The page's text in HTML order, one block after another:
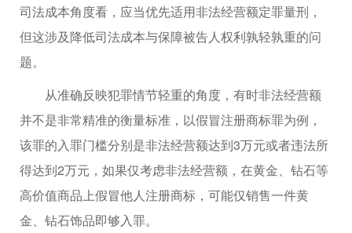
司法成本角度看，应当优先适用非法经营额定罪量刑，
但这涉及降低司法成本与保障被告人权利孰轻孰重的问
题。
从准确反映犯罪情节轻重的角度，有时非法经营额
并不是非常精准的衡量标准，以假冒注册商标罪为例，
该罪的入罪门槛分别是非法经营额达到3万元或者违法所
得达到2万元，如果仅考虑非法经营额，在黄金、钻石等
高价值商品上假冒他人注册商标，可能仅销售一件黄
金、钻石饰品即够入罪。